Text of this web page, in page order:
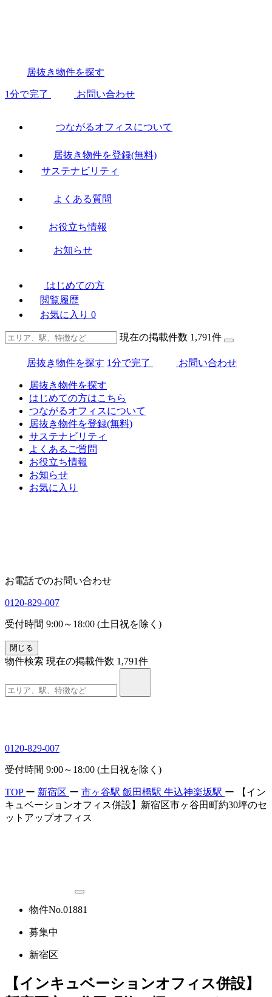
居抜き物件を探す
1分で完了 お問い合わせ
つながるオフィスについて
居抜き物件を登録(無料)
サステナビリティ
よくある質問
お役立ち情報
お知らせ
はじめての方
閲覧履歴
お気に入り 0
現在の掲載件数 1,791件
居抜き物件を探す 1分で完了 お問い合わせ
居抜き物件を探す
はじめての方はこちら
つながるオフィスについて
居抜き物件を登録(無料)
サステナビリティ
よくあるご質問
お役立ち情報
お知らせ
お気に入り
お電話でのお問い合わせ
0120-829-007
受付時間 9:00～18:00 (土日祝を除く)
閉じる
物件検索 現在の掲載件数 1,791件
0120-829-007
受付時間 9:00～18:00 (土日祝を除く)
TOP ー 新宿区 ー 市ヶ谷駅 飯田橋駅 牛込神楽坂駅 ー
【イン
キュベーションオフィス併設】新宿区市ヶ谷田町約30坪のセ
ットアップオフィス
物件No.01881
募集中
新宿区
【インキュベーションオフィス併設】